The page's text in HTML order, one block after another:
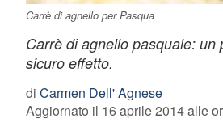
Carrè di agnello per Pasqua
Carrè di agnello pasquale:
sicuro effetto.
di Carmen Dell' Agnese
Aggiornato il 16 aprile 2014 alle